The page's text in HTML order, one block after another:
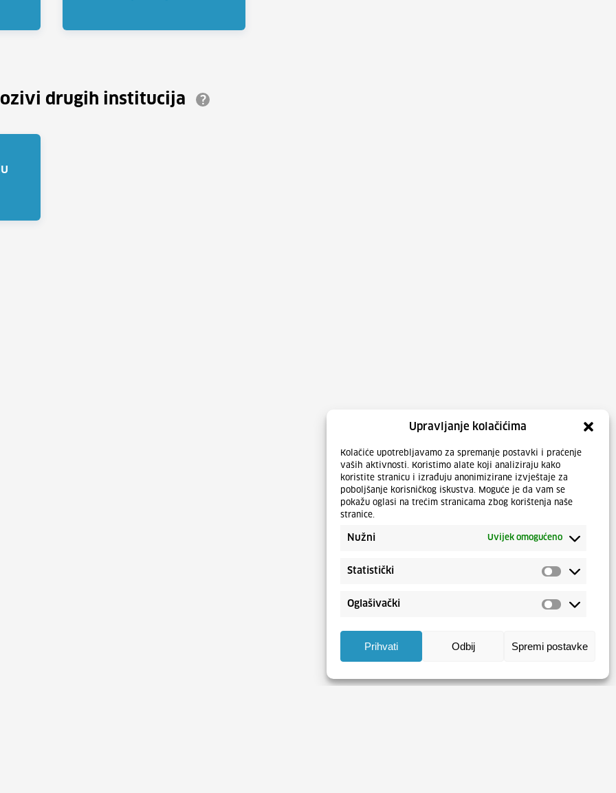
Upravljanje kolačićima
Kolačiće upotrebljavamo za spremanje postavki i praćenje
vaših aktivnosti. Koristimo alate koji analiziraju kako
koristite stranicu i izrađuju anonimizirane izvještaje za
poboljšanje korisničkog iskustva. Moguće je da vam se
pokažu oglasi na trećim stranicama zbog korištenja naše
stranice.
Nužni Uvijek omogućeno
Statistički
Oglašivački
Prihvati Odbij Spremi postavke
drugih institucija ?